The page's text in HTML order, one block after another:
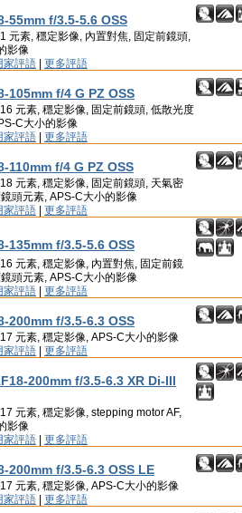
55mm f/3.5-5.6 OSS
元素, 穩定影像, 內置對焦, 固定前鏡頭,
影像
家評語 更多評語
105mm f/4 G PZ OSS
元素, 穩定影像, 固定前鏡頭, 低散光度
C大小的影像
家評語 更多評語
110mm f/4 G PZ OSS
元素, 穩定影像, 固定前鏡頭, 天氣密
頭元素, APS-C大小的影像
家評語 更多評語
135mm f/3.5-5.6 OSS
元素, 穩定影像, 內置對焦, 固定前鏡
頭元素, APS-C大小的影像
家評語 更多評語
200mm f/3.5-6.3 OSS
元素, 穩定影像, APS-C大小的影像
家評語 更多評語
200mm f/3.5-6.3 XR Di-III
元素, 穩定影像, stepping motor AF,
影像
家評語 更多評語
200mm f/3.5-6.3 OSS LE
元素, 穩定影像, APS-C大小的影像
家評語 更多評語